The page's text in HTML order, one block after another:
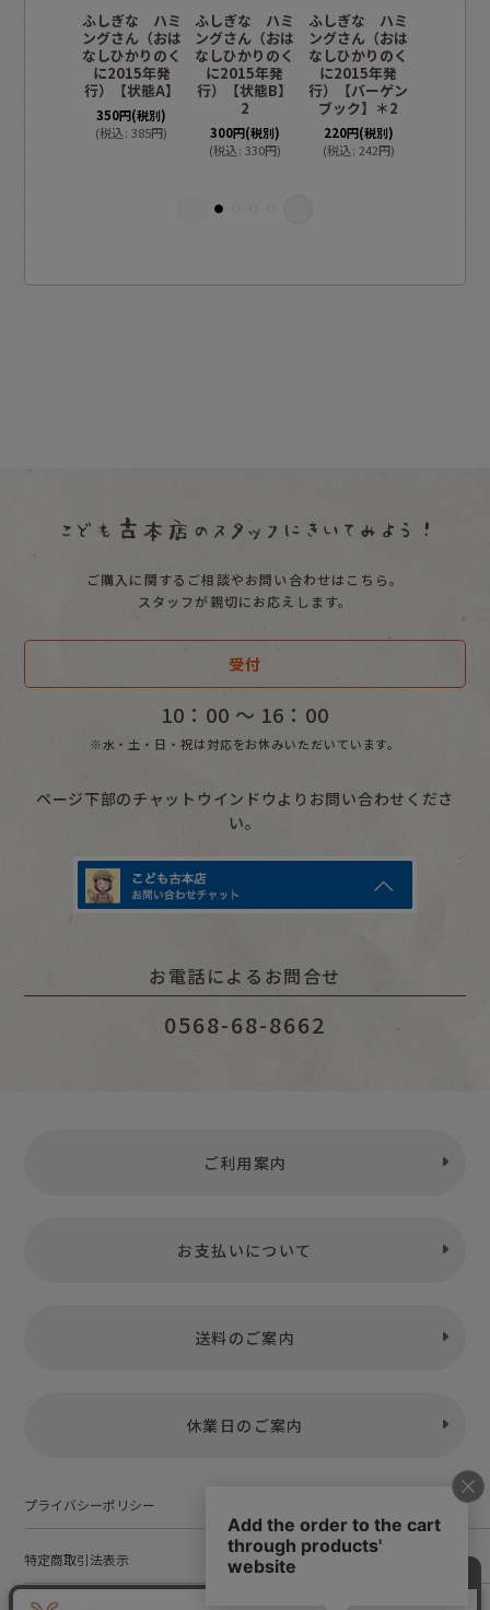
ふしぎな ハミ
ングさん（おは
なしひかりのく
に2015年発
行）【状態A】
350円(税別)
(税込: 385円)
ふしぎな ハミ
ングさん（おは
なしひかりのく
に2015年発
行）【状態B】
2
300円(税別)
(税込: 330円)
ふしぎな ハミ
ングさん（おは
なしひかりのく
に2015年発
行）【バーゲン
ブック】＊2
220円(税別)
(税込: 242円)
ご購入に関するご相談やお問い合わせはこちら。
スタッフが親切にお応えします。
受付
10：00 〜 16：00
※水・土・日・祝は対応をお休みいただいています。
ページ下部のチャットウインドウよりお問い合わせくださ
い。
お電話によるお問合せ
0568-68-8662
ご利用案内
お支払いについて
送料のご案内
休業日のご案内
プライバシーポリシー
特定商取引法表示